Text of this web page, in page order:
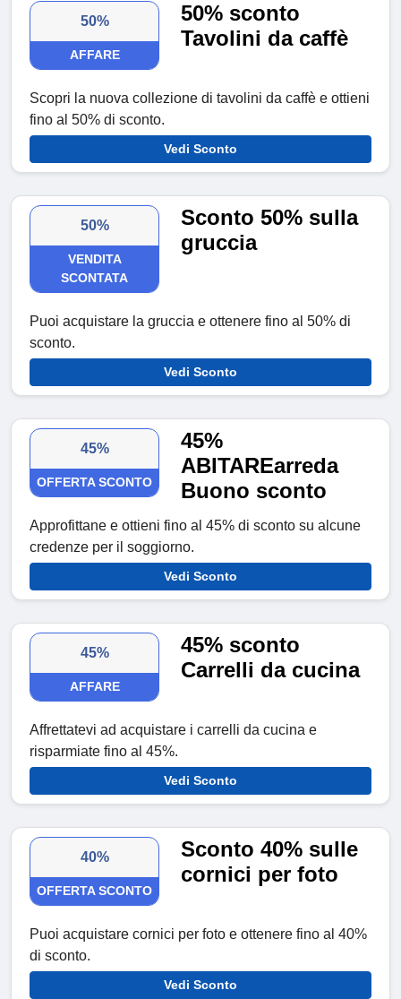
50%
AFFARE
50% sconto
Tavolini da caffè
Scopri la nuova collezione di tavolini da caffè e ottieni
fino al 50% di sconto.
Vedi Sconto
50%
VENDITA
SCONTATA
Sconto 50% sulla
gruccia
Puoi acquistare la gruccia e ottenere fino al 50% di
sconto.
Vedi Sconto
45%
OFFERTA SCONTO
45%
ABITAREarreda
Buono sconto
Approfittane e ottieni fino al 45% di sconto su alcune
credenze per il soggiorno.
Vedi Sconto
45%
AFFARE
45% sconto
Carrelli da cucina
Affrettatevi ad acquistare i carrelli da cucina e
risparmiate fino al 45%.
Vedi Sconto
40%
OFFERTA SCONTO
Sconto 40% sulle
cornici per foto
Puoi acquistare cornici per foto e ottenere fino al 40%
di sconto.
Vedi Sconto